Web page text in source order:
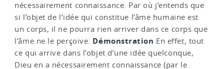
nécessairement connaissance. Par où j’entends que
si l’objet de l’idée qui constitue l’âme humaine est
un corps, il ne pourra rien arriver dans ce corps que
l’âme ne le perçoive. Démonstration En effet, tout
ce qui arrive dans l’objet d’une idée quelconque,
Dieu en a nécessairement connaissance (par le